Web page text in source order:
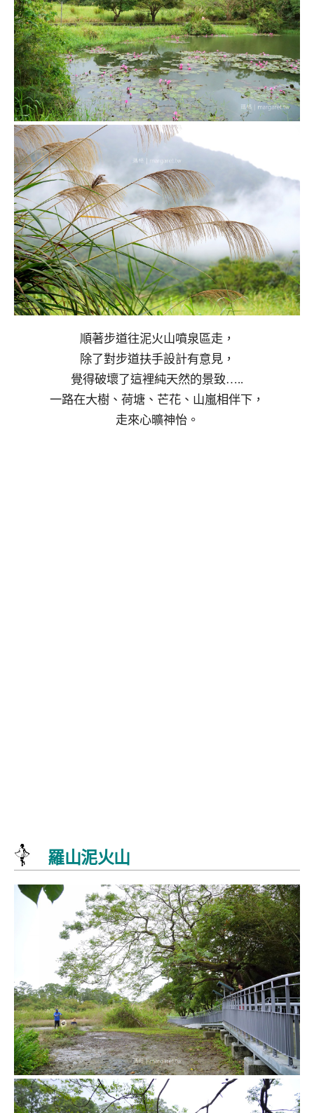
順著步道往泥火山噴泉區走，
除了對步道扶手設計有意見，
覺得破壞了這裡純天然的景致…..
一路在大樹、荷塘、芒花、山嵐相伴下，
走來心曠神怡。
羅山泥火山